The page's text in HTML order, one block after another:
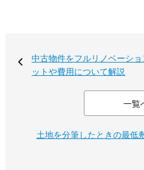
中古物件をフルリノベーシ
ットや費用について解説
一覧
土地を分筆したときの最低